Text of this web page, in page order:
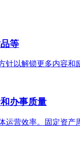
等
针以解锁更多内容和
办事质量
运营效率。固定资